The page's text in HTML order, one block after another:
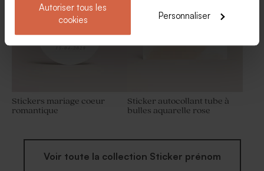
Autoriser tous les
cookies
Personnaliser
Stickers mariage coeur
romantique
Sticker autocollant tube à
bulles aquarelle rose
Voir toute la collection Sticker prénom